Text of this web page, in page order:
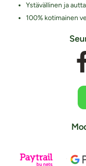
Ystävällinen ja
100% kotimainen